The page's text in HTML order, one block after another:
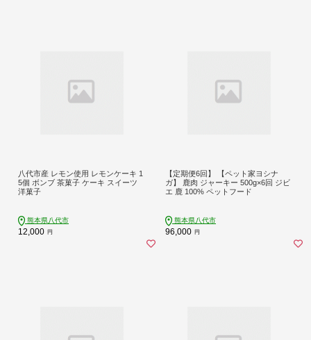
八代市産 レモン使用 レモンケーキ 1
5個 ボンブ 茶菓子 ケーキ スイーツ
洋菓子
熊本県八代市
12,000 円
【定期便6回】 【ペット家ヨシナ
ガ】 鹿肉 ジャーキー 500g×6回 ジビ
エ 鹿 100% ペットフード
熊本県八代市
96,000 円